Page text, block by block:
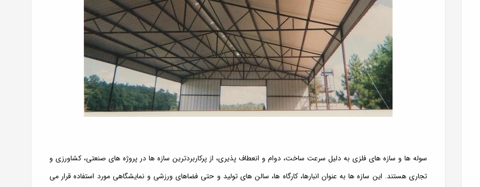
سوله ها و سازه های فلزی به دلیل سرعت ساخت، دوام و انعطاف پذیری، از پرکاربردترین سازه ها در پروژه های صنعتی، کشاورزی و
تجاری هستند. این سازه ها به عنوان انبارها، کارگاه ها، سالن های تولید و حتی فضاهای ورزشی و نمایشگاهی مورد استفاده قرار می